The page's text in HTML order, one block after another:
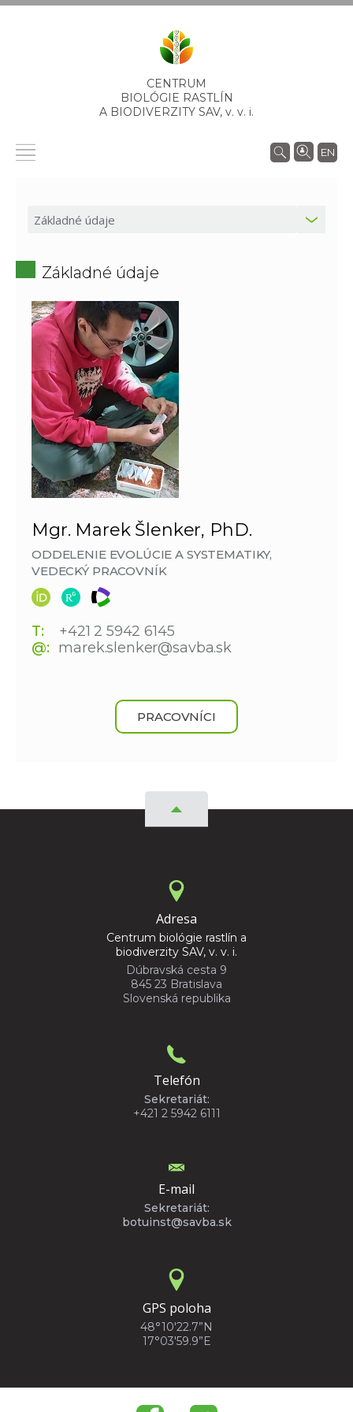
CENTRUM
BIOLÓGIE RASTLÍN
A BIODIVERZITY SAV, v. v. i.
EN
Základné údaje
Mgr. Marek Šlenker, PhD.
ODDELENIE EVOLÚCIE A SYSTEMATIKY,
VEDECKÝ PRACOVNÍK
T:
+421 2 5942 6145
@: marek.slenker@savba.sk
PRACOVNÍCI
Adresa
Centrum biológie rastlín a
biodiverzity SAV, v. v. i.
Dúbravská cesta 9
845 23 Bratislava
Slovenská republika
Telefón
Sekretariát:
+421 2 5942 6111
E-mail
Sekretariát:
botuinst@savba.sk
GPS poloha
48°10'22.7”N
17°03'59.9”E